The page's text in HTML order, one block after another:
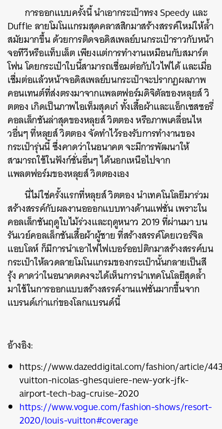
การออกแบบครั้งนี้ นำเอากระเป๋าทรง Speedy และ
Duffle ลายโมโนแกรมสุดคลาสสิกมาสร้างสรรค์ใหม่ให้ล้ำ
สมัยมากขึ้น ด้วยการติดจอดิสเพลย์บนกระเป๋าราวกับหน้า
จอทีวีหรือแท็บเล็ต เพียงแต่การทำงานเหมือนกับสมาร์ต
โฟน โดยกระเป๋าใบนี้สามารถเชื่อมต่อกับไวไฟได้ และเมื่อ
เชื่มต่อแล้วหน้าจอดิสเพลย์บนกระเป๋าจะปรากฏผลภาพ
คอนเทนต์ที่ส่งตรงมาจากแพลตฟอร์มดิจิตัลของหลุยส์ วิ
ตตอง เกิดเป็นภาพไอเท็มสุดเก๋ ทั้งเสื้อผ้าและแอ็กเซสซอรี่
คอลเล็กชันล่าสุดของหลุยส์ วิตตอง หรือภาพเคลื่อนไห
วอื่นๆ ที่หลุยส์ วิตตอง จัดทำไว้รองรับการทำงานของ
กระเป๋ารุ่นนี้ ซึ่งคาดว่าในอนาคต จะมีการพัฒนาให้
สามารถใช้ในฟังก์ชั่นอื่นๆ ได้นอกเหนือไปจาก
แพลตฟอร์มของหลุยส์ วิตตองเอง
นี่ไม่ใช่ครั้งแรกที่หลุยส์ วิตตอง นำเทคโนโลยีมาร่วม
สร้างสรรค์กับผลงานอออกแบบทางด้านแฟชั่น เพราะใน
คอลเล็กชันฤดูใบไม้ร่วงและฤดูหนาว 2019 ที่ผ่านมา บน
รันเวย์คอลเล็กชันเสื้อผ้าผู้ชาย ที่สร้างสรรค์โดยเวอร์จิล
แอบโลห์ ก็มีการนำเอาไฟไฟเบอร์ออปติกมาสร้างสรรค์บน
กระเป๋าให้ลวดลายโมโนแกรมของกระเป๋านั้นกลายเป็นสี
รุ้ง คาดว่าในอนาคตคงจะได้เห็นการนำเทคโนโลยีสุดล้ำ
มาใช้ในการออกแบบสร้างสรรค์งานแฟชั่นมากขึ้นจาก
แบรนด์เก่าแก่ของโลกแบรนด์นี้
อ้างอิง:
https://www.dazeddigital.com/fashion/article/
vuitton-nicolas-ghesquiere-new-york-jfk-
airport-tech-bag-cruise-2020
https://www.vogue.com/fashion-shows/resort-
2020/louis-vuitton#coverage